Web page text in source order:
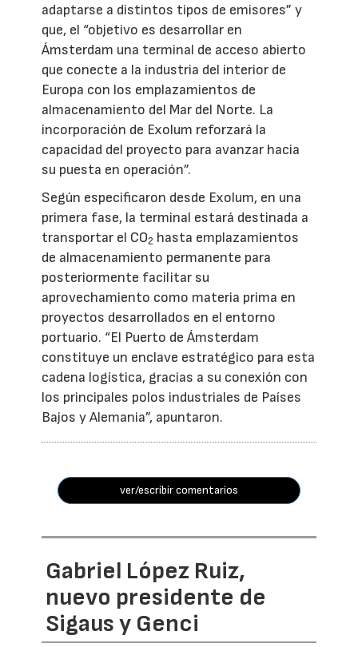
adaptarse a distintos tipos de emisores” y
que, el “objetivo es desarrollar en
Ámsterdam una terminal de acceso abierto
que conecte a la industria del interior de
Europa con los emplazamientos de
almacenamiento del Mar del Norte. La
incorporación de Exolum reforzará la
capacidad del proyecto para avanzar hacia
su puesta en operación”.
Según especificaron desde Exolum, en una
primera fase, la terminal estará destinada a
transportar el CO2 hasta emplazamientos
de almacenamiento permanente para
posteriormente facilitar su
aprovechamiento como materia prima en
proyectos desarrollados en el entorno
portuario. “El Puerto de Ámsterdam
constituye un enclave estratégico para esta
cadena logística, gracias a su conexión con
los principales polos industriales de Países
Bajos y Alemania”, apuntaron.
ver/escribir comentarios
Gabriel López Ruiz,
nuevo presidente de
Sigaus y Genci